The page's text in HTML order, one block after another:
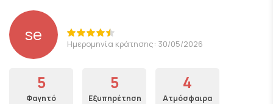
se Ημερομηνία κράτησης: 30/05/2026
5
Φαγητό
5
Εξυπηρέτηση
4
Ατμόσφαιρα